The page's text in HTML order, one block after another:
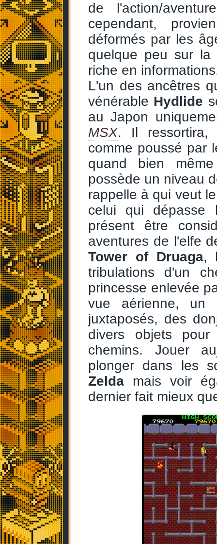
de l'action/
cependant,
déformés par les
quelque peu sur la
riche en
L'un des ancêtres
vénérable Hydlide
au Japon
MSX. Il
comme poussé par
quand bien
possède un niveau
rappelle à qui veut
celui qui
présent être
aventures de l'elfe
Tower of Druaga,
tribulations d'un
princesse enlevée
vue aérienne, un
juxtaposés, des
divers objets
chemins. Jouer
plonger dans les
Zelda mais voir
dernier fait mieux